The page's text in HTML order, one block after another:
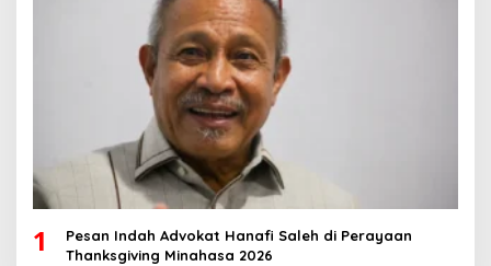
1
Pesan Indah Advokat Hanafi Saleh di Perayaan
Thanksgiving Minahasa 2026